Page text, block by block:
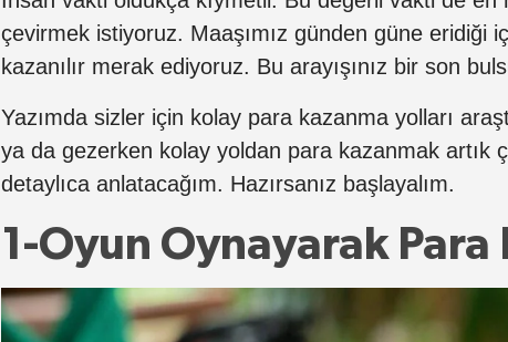
çevirmek istiyoruz. Maaşımız günden güne eridiği
kazanılır merak ediyoruz. Bu arayışınız bir son
Yazımda sizler için kolay para kazanma yolları
ya da gezerken kolay yoldan para kazanmak artık
detaylıca anlatacağım. Hazırsanız başlayalım.
1-Oyun Oynayarak Para